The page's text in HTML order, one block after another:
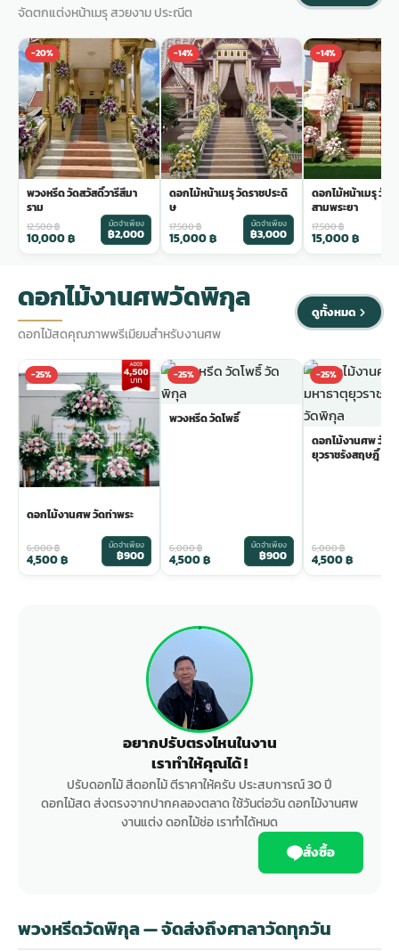
จัดตกแต่งหน้าเมรุ สวยงาม ประณีต
-20%
พวงหรีด วัดสวัสดิ์วารีสีมา
ราม
12,500฿
10,000฿
มัดจำเพียง
฿2,000
-14%
ดอกไม้หน้าเมรุ วัดราชประดิ
ษ
17,500฿
15,000฿
มัดจำเพียง
฿3,000
-14%
ดอกไม้หน้าเมรุ วัด
สามพระยา
17,500฿
15,000฿
ดอกไม้งานศพวัดพิกุล
ดอกไม้สดคุณภาพพรีเมียมสำหรับงานศพ
ดูทั้งหมด
-25%
ดอกไม้งานศพ วัดท่าพระ
6,000฿
4,500฿
มัดจำเพียง
฿900
-25%
พวงหรีด วัดโพธิ์
6,000฿
4,500฿
มัดจำเพียง
฿900
-25%
ดอกไม้งานศพ วัดม
ยุวราชรังสฤษฎิ์
6,000฿
4,500฿
อยากปรับตรงไหนในงาน
เราทำให้คุณได้ !
ปรับดอกไม้ สีดอกไม้ ตีราคาให้ครับ ประสบการณ์ 30 ปี
ดอกไม้สด ส่งตรงจากปากคลองตลาด ใช้วันต่อวัน ดอกไม้งานศพ
งานแต่ง ดอกไม้ช่อ เราทำได้หมด
สั่งซื้อ
พวงหรีดวัดพิกุล — จัดส่งถึงศาลาวัดทุกวัน